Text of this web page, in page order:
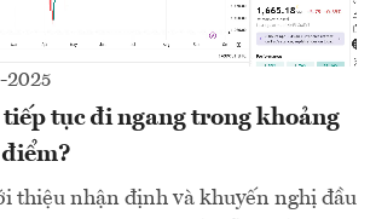
2025
tục đi ngang trong khoảng
thiệu nhận định và khuyến nghị đầu